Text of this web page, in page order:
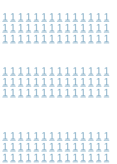
1 1 1 1 1 1 1 1 1 1 1 1 1 1
1 1 1 1 1 1 1 1 1 1 1 1 1 1
1 1 1 1 1 1 1 1 1 1 1 1 1 1
1 1 1 1 1 1 1 1 1 1 1 1 1 1
1 1 1 1 1 1 1 1 1 1 1 1 1 1
1 1 1 1 1 1 1 1 1 1 1 1 1 1
1 1 1 1 1 1 1 1 1 1 1 1 1 1
1 1 1 1 1 1 1 1 1 1 1 1 1 1
1 1 1 1 1 1 1 1 1 1 1 1 1 1